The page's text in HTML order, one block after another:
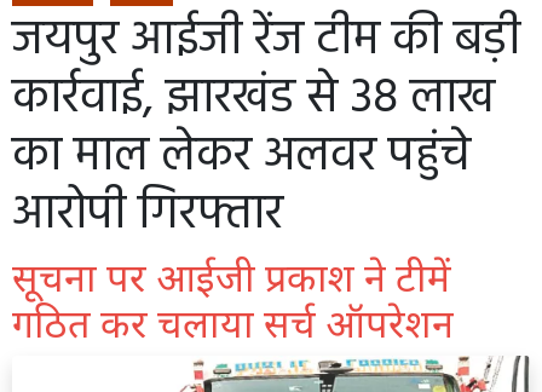
जयपुर आईजी रेंज टीम की बड़ी
कार्रवाई, झारखंड से 38 लाख
का माल लेकर अलवर पहुंचे
आरोपी गिरफ्तार
सूचना पर आईजी प्रकाश ने टीमें
गठित कर चलाया सर्च ऑपरेशन